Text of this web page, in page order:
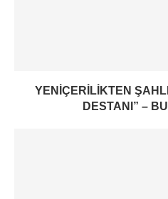
YENIÇERILIKTEN
DESTANI” –